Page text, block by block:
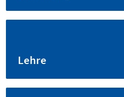
Lehre